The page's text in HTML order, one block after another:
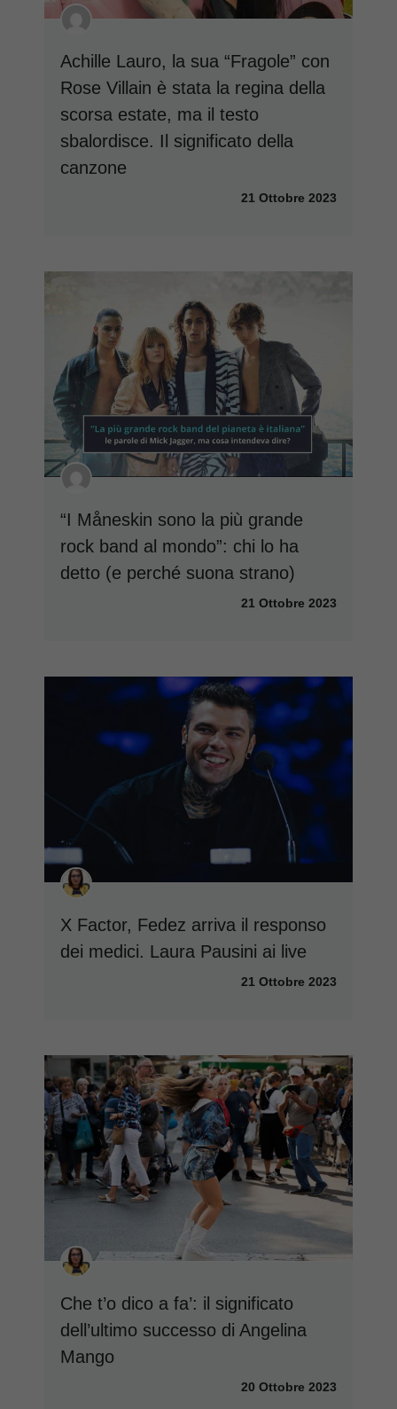
Achille Lauro, la sua “Fragole” con
Rose Villain è stata la regina della
scorsa estate, ma il testo
sbalordisce. Il significato della
canzone
21 Ottobre 2023
“I Måneskin sono la più grande
rock band al mondo”: chi lo ha
detto (e perché suona strano)
21 Ottobre 2023
X Factor, Fedez arriva il responso
dei medici. Laura Pausini ai live
21 Ottobre 2023
Che t’o dico a fa’: il significato
dell’ultimo successo di Angelina
Mango
20 Ottobre 2023